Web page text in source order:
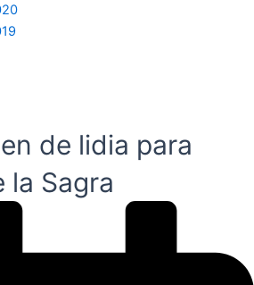
de lidia para
la Sagra